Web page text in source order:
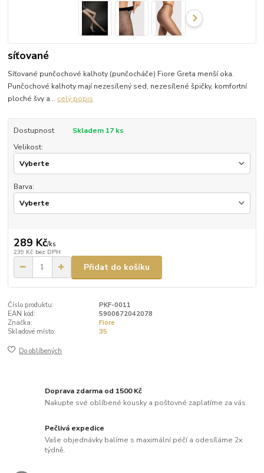
síťované
Síťované punčochové kalhoty (punčocháče) Fiore Greta menší oka.
Punčochové kalhoty mají nezesílený sed, nezesílené špičky, komfortní
ploché švy a... celý popis
Dostupnost
Skladem 17 ks
Velikost:
Barva:
289 Kč/ks
239 Kč bez DPH
Přidat do košíku
Číslo produktu:
PKF-0011
EAN kód:
5900672042078
Značka:
Fiore
Skladové místo:
35
Do oblíbených
Doprava zdarma od 1500 Kč
Nakupte své oblíbené kousky a poštovné zaplatíme za vás.
Pečlivá expedice
Vaše objednávky balíme s maximální péčí a odesíláme 2x
týdně.